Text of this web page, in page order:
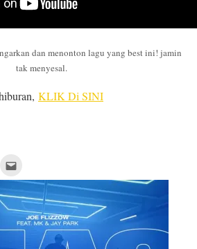
dan menonton lagu yang best ini! jamin
tak menyesal.
KLIK Di SINI